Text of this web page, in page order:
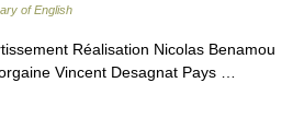
of English
Réalisation Nicolas Benamou
Vincent Desagnat Pays …